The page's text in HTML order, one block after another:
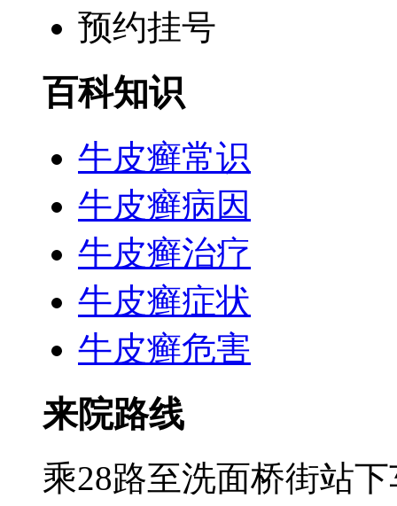
预约挂号
百科知识
牛皮癣常识
牛皮癣病因
牛皮癣治疗
牛皮癣症状
牛皮癣危害
来院路线
乘28路至洗面桥街站